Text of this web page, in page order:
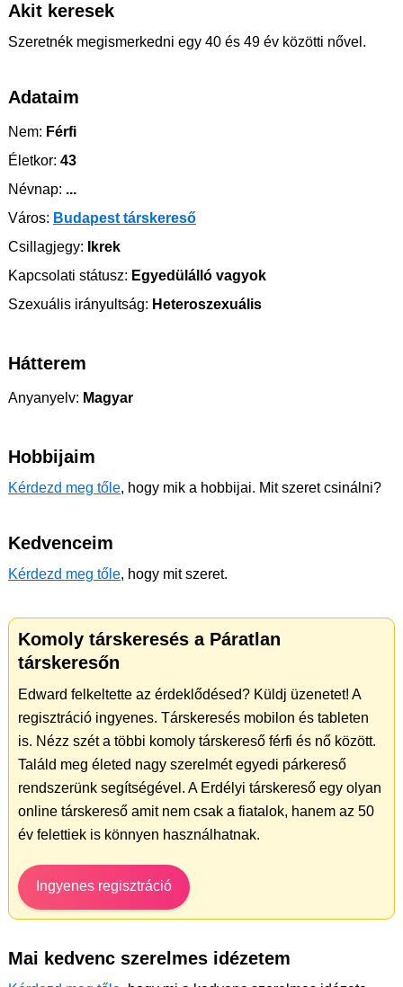
Akit keresek
Szeretnék megismerkedni egy 40 és 49 év közötti nővel.
Adataim
Nem: Férfi
Életkor: 43
Névnap: ...
Város: Budapest társkereső
Csillagjegy: Ikrek
Kapcsolati státusz: Egyedülálló vagyok
Szexuális irányultság: Heteroszexuális
Hátterem
Anyanyelv: Magyar
Hobbijaim
Kérdezd meg tőle, hogy mik a hobbijai. Mit szeret csinálni?
Kedvenceim
Kérdezd meg tőle, hogy mit szeret.
Komoly társkeresés a Páratlan
társkeresőn
Edward felkeltette az érdeklődésed? Küldj üzenetet! A
regisztráció ingyenes. Társkeresés mobilon és tableten
is. Nézz szét a többi komoly társkereső férfi és nő között.
Találd meg életed nagy szerelmét egyedi párkereső
rendszerünk segítségével. A Erdélyi társkereső egy olyan
online társkereső amit nem csak a fiatalok, hanem az 50
év felettiek is könnyen használhatnak.
Ingyenes regisztráció
Mai kedvenc szerelmes idézetem